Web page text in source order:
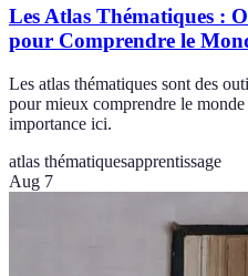
Les Atlas Thématiques :
pour Comprendre le
Les atlas thématiques sont des
pour mieux comprendre le
importance ici.
atlas thématiquesapprentissage
Aug 7